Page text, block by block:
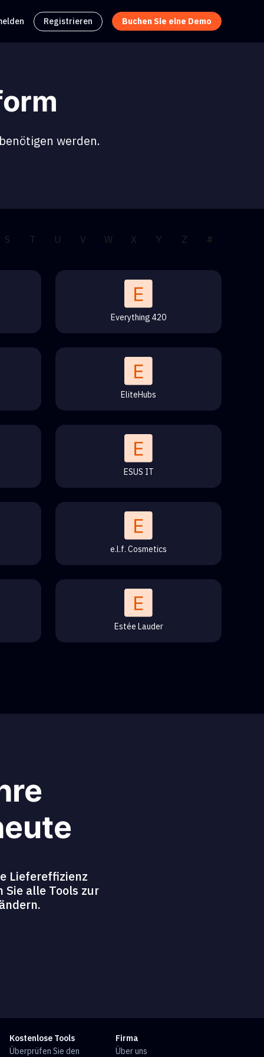
Registrieren Buchen Sie eine Demo
werden.
S T U V W X Y Z #
Everything 420
EliteHubs
ESUS IT
e.l.f. Cosmetics
Estée Lauder
Liefereffizienz
alle Tools zur
Kostenlose Tools
Überprüfen Sie den
Firma
Über uns